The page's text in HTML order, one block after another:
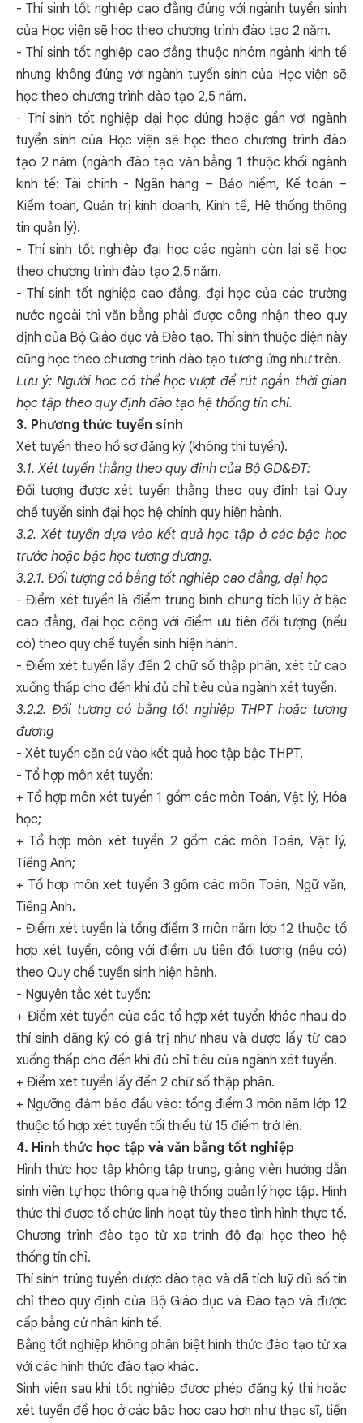
- Thí sinh tốt nghiệp cao đẳng đúng với ngành tuyển sinh
của Học viện sẽ học theo chương trình đào tạo 2 năm.
- Thí sinh tốt nghiệp cao đẳng thuộc nhóm ngành kinh tế
nhưng không đúng với ngành tuyển sinh của Học viện sẽ
học theo chương trình đào tạo 2,5 năm.
- Thí sinh tốt nghiệp đại học đúng hoặc gần với ngành
tuyển sinh của Học viện sẽ học theo chương trình đào
tạo 2 năm (ngành đào tạo văn bằng 1 thuộc khối ngành
kinh tế: Tài chính - Ngân hàng – Bảo hiểm, Kế toán –
Kiểm toán, Quản trị kinh doanh, Kinh tế, Hệ thống thông
tin quản lý).
- Thí sinh tốt nghiệp đại học các ngành còn lại sẽ học
theo chương trình đào tạo 2,5 năm.
- Thí sinh tốt nghiệp cao đẳng, đại học của các trường
nước ngoài thì văn bằng phải được công nhận theo quy
định của Bộ Giáo dục và Đào tạo. Thí sinh thuộc diện này
cũng học theo chương trình đào tạo tương ứng như trên.
Lưu ý: Người học có thể học vượt để rút ngắn thời gian
học tập theo quy định đào tạo hệ thống tín chỉ.
3. Phương thức tuyển sinh
Xét tuyển theo hồ sơ đăng ký (không thi tuyển).
3.1. Xét tuyển thẳng theo quy định của Bộ GD&ĐT:
Đối tượng được xét tuyển thẳng theo quy định tại Quy
chế tuyển sinh đại học hệ chính quy hiện hành.
3.2. Xét tuyển dựa vào kết quả học tập ở các bậc học
trước hoặc bậc học tương đương.
3.2.1. Đối tượng có bằng tốt nghiệp cao đẳng, đại học
- Điểm xét tuyển là điểm trung bình chung tích lũy ở bậc
cao đẳng, đại học cộng với điểm ưu tiên đối tượng (nếu
có) theo quy chế tuyển sinh hiện hành.
- Điểm xét tuyển lấy đến 2 chữ số thập phân, xét từ cao
xuống thấp cho đến khi đủ chỉ tiêu của ngành xét tuyển.
3.2.2. Đối tượng có bằng tốt nghiệp THPT hoặc tương
đương
- Xét tuyển căn cứ vào kết quả học tập bậc THPT.
- Tổ hợp môn xét tuyển:
+ Tổ hợp môn xét tuyển 1 gồm các môn Toán, Vật lý, Hóa
học;
+ Tổ hợp môn xét tuyển 2 gồm các môn Toán, Vật lý,
Tiếng Anh;
+ Tổ hợp môn xét tuyển 3 gồm các môn Toán, Ngữ văn,
Tiếng Anh.
- Điểm xét tuyển là tổng điểm 3 môn năm lớp 12 thuộc tổ
hợp xét tuyển, cộng với điểm ưu tiên đối tượng (nếu có)
theo Quy chế tuyển sinh hiện hành.
- Nguyên tắc xét tuyển:
+ Điểm xét tuyển của các tổ hợp xét tuyển khác nhau do
thí sinh đăng ký có giá trị như nhau và được lấy từ cao
xuống thấp cho đến khi đủ chỉ tiêu của ngành xét tuyển.
+ Điểm xét tuyển lấy đến 2 chữ số thập phân.
+ Ngưỡng đảm bảo đầu vào: tổng điểm 3 môn năm lớp 12
thuộc tổ hợp xét tuyển tối thiểu từ 15 điểm trở lên.
4. Hình thức học tập và văn bằng tốt nghiệp
Hình thức học tập không tập trung, giảng viên hướng dẫn
sinh viên tự học thông qua hệ thống quản lý học tập. Hình
thức thi được tổ chức linh hoạt tùy theo tình hình thực tế.
Chương trình đào tạo từ xa trình độ đại học theo hệ
thống tín chỉ.
Thí sinh trúng tuyển được đào tạo và đã tích luỹ đủ số tín
chỉ theo quy định của Bộ Giáo dục và Đào tạo và được
cấp bằng cử nhân kinh tế.
Bằng tốt nghiệp không phân biệt hình thức đào tạo từ xa
với các hình thức đào tạo khác.
Sinh viên sau khi tốt nghiệp được phép đăng ký thi hoặc
xét tuyển để học ở các bậc học cao hơn như thạc sĩ, tiến